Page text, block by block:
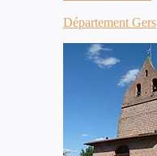
Département Gers